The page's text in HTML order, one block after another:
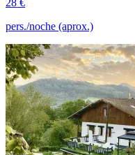
pers./noche (aprox.)